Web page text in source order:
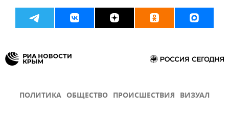
ПОЛИТИКА ОБЩЕСТВО ПРОИСШЕСТВИЯ ВИЗУАЛ